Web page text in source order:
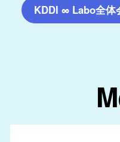
KDDI ∞ Labo全体